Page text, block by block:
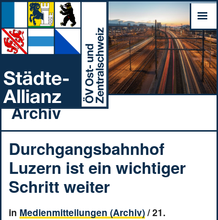
Archiv
Durchgangsbahnhof
Luzern ist ein wichtiger
Schritt weiter
in Medienmitteilungen (Archiv)/21.